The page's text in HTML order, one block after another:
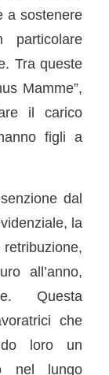
a sostenere
Tra queste
Mamme”,
il carico
figli a
dal
la
all’anno,
Questa
che
loro un
nel lungo